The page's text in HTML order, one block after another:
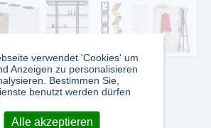
verwendet 'Cookies' um
Anzeigen zu personalisieren
Bestimmen Sie,
benutzt werden dürfen
Alle akzeptieren